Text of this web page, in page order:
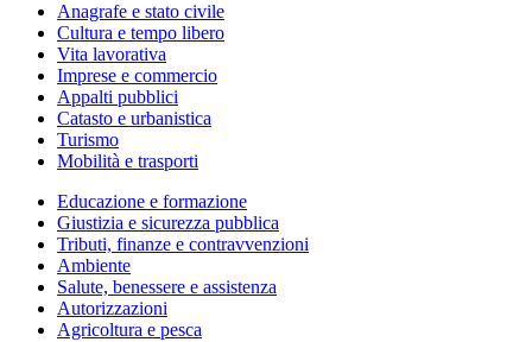
Anagrafe e stato civile
Cultura e tempo libero
Vita lavorativa
Imprese e commercio
Appalti pubblici
Catasto e urbanistica
Turismo
Mobilità e trasporti
Educazione e formazione
Giustizia e sicurezza pubblica
Tributi, finanze e contravvenzioni
Ambiente
Salute, benessere e assistenza
Autorizzazioni
Agricoltura e pesca